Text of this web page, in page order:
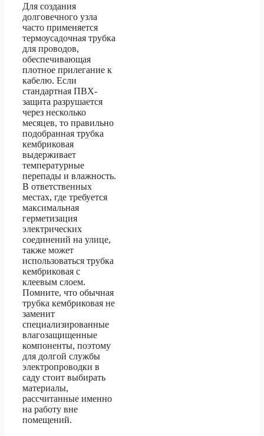
Для создания
долговечного узла
часто применяется
термоусадочная трубка
для проводов,
обеспечивающая
плотное прилегание к
кабелю. Если
стандартная ПВХ-
защита разрушается
через несколько
месяцев, то правильно
подобранная трубка
кембриковая
выдерживает
температурные
перепады и влажность.
В ответственных
местах, где требуется
максимальная
герметизация
электрических
соединений на улице,
также может
использоваться трубка
кембриковая с
клеевым слоем.
Помните, что обычная
трубка кембриковая не
заменит
специализированные
влагозащищенные
компоненты, поэтому
для долгой службы
электропроводки в
саду стоит выбирать
материалы,
рассчитанные именно
на работу вне
помещений.